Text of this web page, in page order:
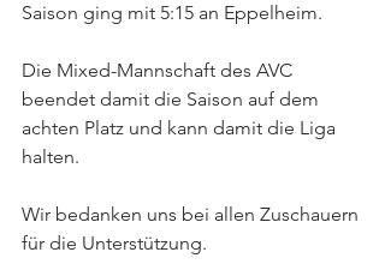
Saison ging mit 5:15 an Eppelheim.
Die Mixed-Mannschaft des AVC
beendet damit die Saison auf dem
achten Platz und kann damit die Liga
halten.
Wir bedanken uns bei allen Zuschauern
für die Unterstützung.